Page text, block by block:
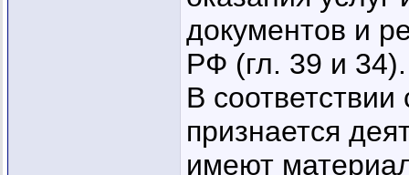
документов и
РФ (гл. 39 и 34).
В
признается
имеют